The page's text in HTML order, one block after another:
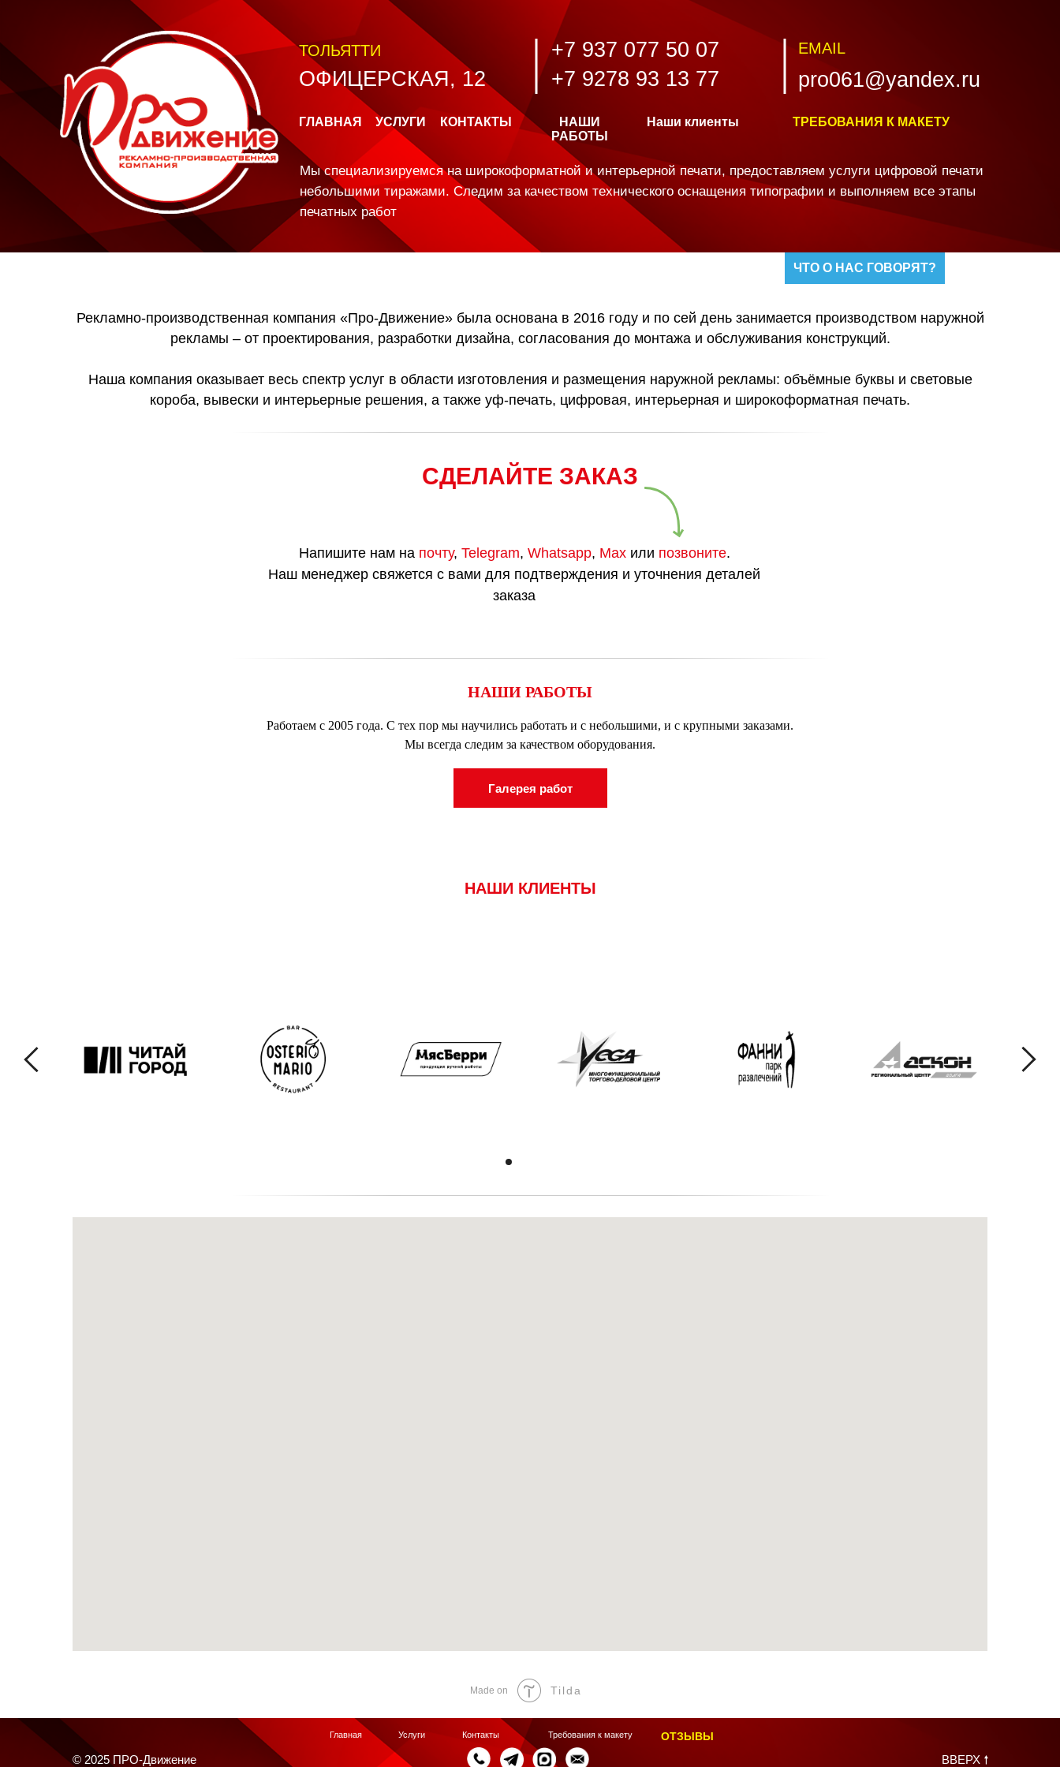
Мы специализируемся на широкоформатной и интерьерной печати, предоставляем услуги цифровой печати
небольшими тиражами. Следим за качеством технического оснащения типографии и выполняем все этапы
печатных работ
ТРЕБОВАНИЯ К МАКЕТУ
Наши клиенты
ТОЛЬЯТТИ
ОФИЦЕРСКАЯ, 12 +7 9278 93 13 77
ГЛАВНАЯ
+7 937 077 50 07
УСЛУГИ КОНТАКТЫ
pro061@yandex.ru
НАШИ
РАБОТЫ
EMAIL
компания
Движение
ЧТО О НАС ГОВОРЯТ?
Рекламно-производственная компания «Про-Движение» была основана в 2016 году и по сей день занимается производством наружной
рекламы – от проектирования, разработки дизайна, согласования до монтажа и обслуживания конструкций.
Наша компания оказывает весь спектр услуг в области изготовления и размещения наружной рекламы: объёмные буквы и световые
короба, вывески и интерьерные решения, а также уф-печать, цифровая, интерьерная и широкоформатная печать.
Напишите нам на почту, Telegram, Whatsapp, Maxили позвоните.
Наш менеджер свяжется с вами для подтверждения и уточнения деталей
заказа
СДЕЛАЙТЕ ЗАКАЗ
НАШИ РАБОТЫ
Работаем с 2005 года. С тех пор мы научились работать и с небольшими, и с крупными заказами.
Мы всегда следим за качеством оборудования.
Галерея работ
НАШИ КЛИЕНТЫ
© 2025 ПРО-Движение ВВЕРХ 🠕
Главная Услуги Контакты Требования к макету ОТЗЫВЫ
Made on Tilda